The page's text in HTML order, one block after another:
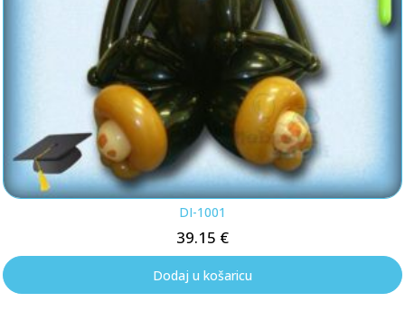
DI-1001
39.15 €
Dodaj u košaricu